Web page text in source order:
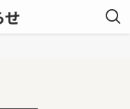
せ